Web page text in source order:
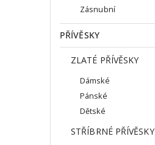
Zásnubní
PŘÍVĚSKY
ZLATÉ PŘÍVĚSKY
Dámské
Pánské
Dětské
STŘÍBRNÉ PŘÍVĚSKY